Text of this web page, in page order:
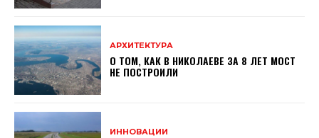
АРХИТЕКТУРА
О ТОМ, КАК В НИКОЛАЕВЕ ЗА 8 ЛЕТ МОСТ
НЕ ПОСТРОИЛИ
ИННОВАЦИИ